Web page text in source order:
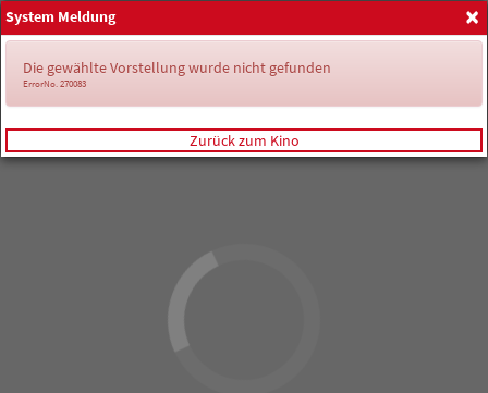
Anmelden
×
System Meldung
Die gewählte Vorstellung wurde nicht gefunden
ErrorNo. 270083
Zurück zum Kino